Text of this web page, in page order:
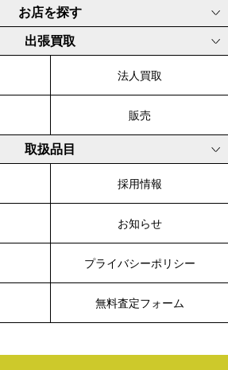
お店を探す
出張買取
法人買取
販売
取扱品目
採用情報
お知らせ
プライバシーポリシー
無料査定フォーム